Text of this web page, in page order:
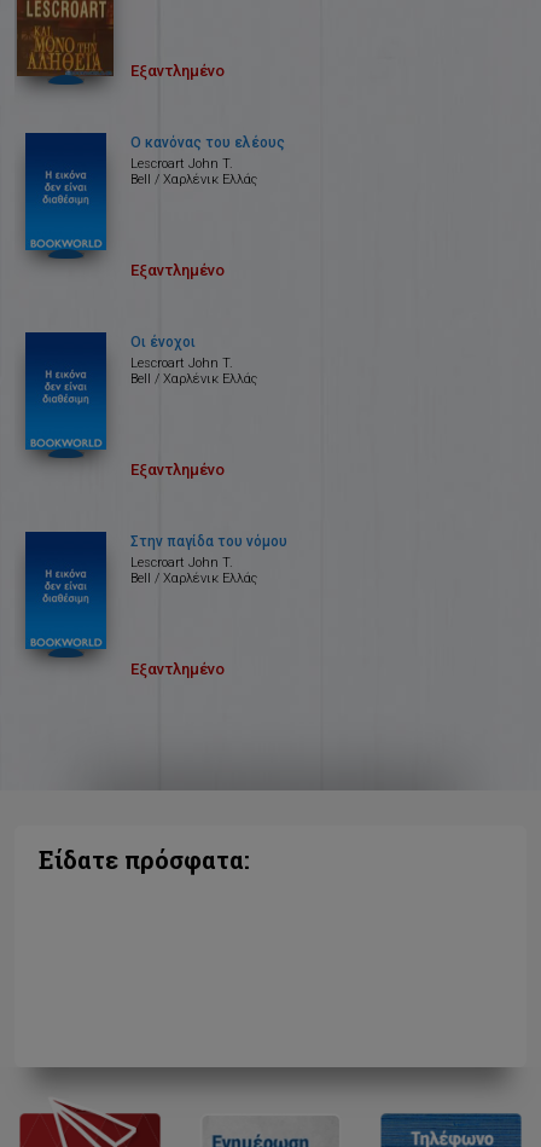
Εξαντλημένο
Ο κανόνας του ελέους
Lescroart John T.
Bell / Χαρλένικ Ελλάς
Εξαντλημένο
Οι ένοχοι
Lescroart John T.
Bell / Χαρλένικ Ελλάς
Εξαντλημένο
Στην παγίδα του νόμου
Lescroart John T.
Bell / Χαρλένικ Ελλάς
Εξαντλημένο
Είδατε πρόσφατα: